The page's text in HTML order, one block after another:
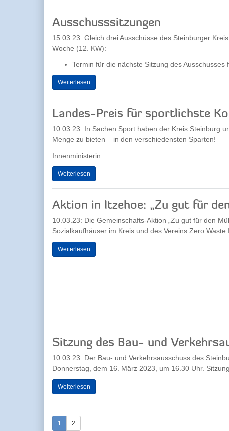
Ausschusssitzungen
15.03.23: Gleich drei Ausschüsse des Steinburger
Woche (12. KW):
Termin für die nächste Sitzung des Ausschusses
Weiterlesen
Landes-Preis für sportlichste
10.03.23: In Sachen Sport haben der Kreis Steinburg
Menge zu bieten – in den verschiedensten Sparten!
Innenministerin...
Weiterlesen
Aktion in Itzehoe: „Zu gut für
10.03.23: Die Gemeinschafts-Aktion „Zu gut für den
Sozialkaufhäuser im Kreis und des Vereins Zero Waste
Weiterlesen
Sitzung des Bau- und
10.03.23: Der Bau- und Verkehrsausschuss des
Donnerstag, dem 16. März 2023, um 16.30 Uhr.
Weiterlesen
1 2